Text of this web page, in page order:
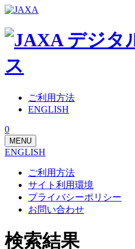
ご利用方法
ENGLISH
0
MENU
ENGLISH
ご利用方法
サイト利用環境
プライバシーポリシー
お問い合わせ
検索結果